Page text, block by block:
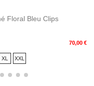
Floral Bleu Clips
70,00 €
XL XXL